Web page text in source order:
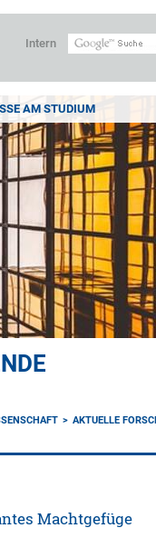
Intern
AM STUDIUM
AKTUELLE
Machtgefüge